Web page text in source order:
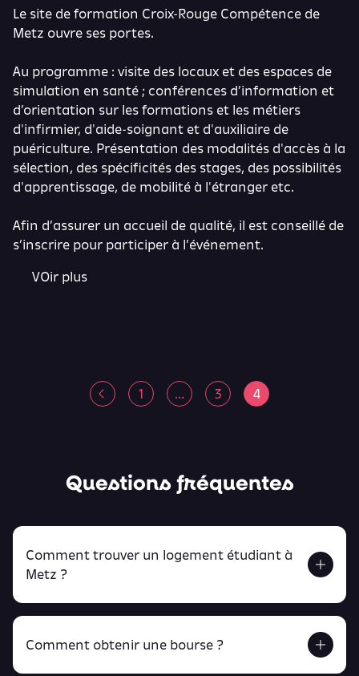
Le site de formation Croix-Rouge Compétence de
Metz ouvre ses portes.
Au programme : visite des locaux et des espaces de
simulation en santé ; conférences d’information et
d’orientation sur les formations et les métiers
d'infirmier, d'aide-soignant et d'auxiliaire de
puériculture. Présentation des modalités d'accès à la
sélection, des spécificités des stages, des possibilités
d'apprentissage, de mobilité à l'étranger etc.
Afin d’assurer un accueil de qualité, il est conseillé de
s’inscrire pour participer à l’événement.
VOir plus
Pagination 1 … 3 4
Questions fréquentes
Comment trouver un logement étudiant à
Metz ?
Comment obtenir une bourse ?